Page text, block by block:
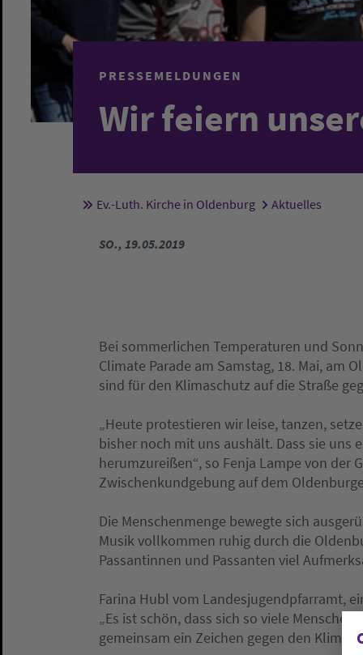
PRESSEMELDUNGEN
Wir feiern
Sie sind hier:
Ev.-Luth. Kirche in Oldenburg Aktuelles
SO., 19.05.2019
Bei sommerlichen Temperaturen und
Climate Parade am Samstag, 18. Mai, am
sind für den Klimaschutz auf die Straße
„Heute protestieren wir leise, tanzen,
bisher noch mit uns aushält. Dass sie uns
herumzureißen“, so Fenja Lampe von der
Zwischenkundgebung auf dem
Die Menschenmenge bewegte sich
Musik vollkommen ruhig durch die
Passantinnen und Passanten viel
Farina Hubl vom Landesjugendpfarramt,
„Es ist schön, dass sich so viele
gemeinsam ein Zeichen gegen den